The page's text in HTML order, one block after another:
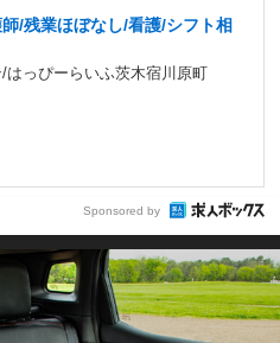
/残業ほぼなし/看護/シフト相
っぴーらいふ茨木宿川原町
Sponsored by